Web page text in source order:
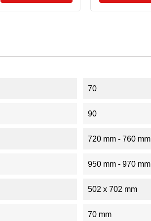
70
90
720 mm - 760 mm
950 mm - 970 mm
502 x 702 mm
70 mm